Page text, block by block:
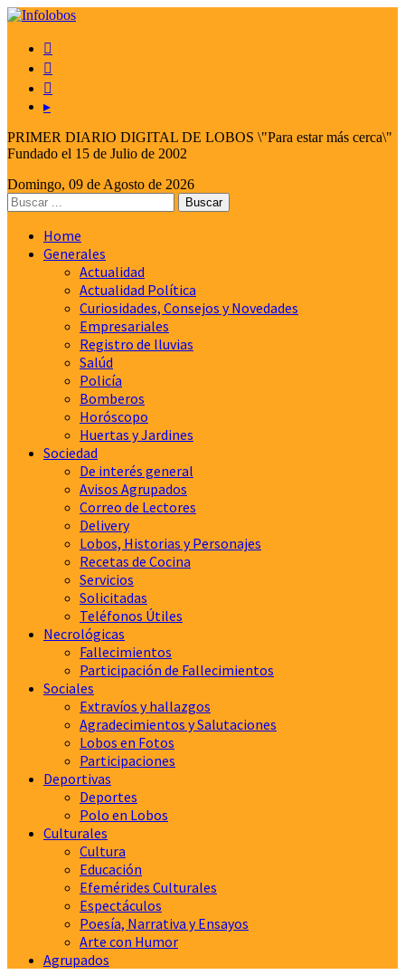



▸
PRIMER DIARIO DIGITAL DE LOBOS \"Para estar más cerca\"
Fundado el 15 de Julio de 2002
Domingo, 09 de Agosto de 2026
Home
Generales
Actualidad
Actualidad Política
Curiosidades, Consejos y Novedades
Empresariales
Registro de lluvias
Salúd
Policía
Bomberos
Horóscopo
Huertas y Jardines
Sociedad
De interés general
Avisos Agrupados
Correo de Lectores
Delivery
Lobos, Historias y Personajes
Recetas de Cocina
Servicios
Solicitadas
Teléfonos Útiles
Necrológicas
Fallecimientos
Participación de Fallecimientos
Sociales
Extravíos y hallazgos
Agradecimientos y Salutaciones
Lobos en Fotos
Participaciones
Deportivas
Deportes
Polo en Lobos
Culturales
Cultura
Educación
Efemérides Culturales
Espectáculos
Poesía, Narrativa y Ensayos
Arte con Humor
Agrupados